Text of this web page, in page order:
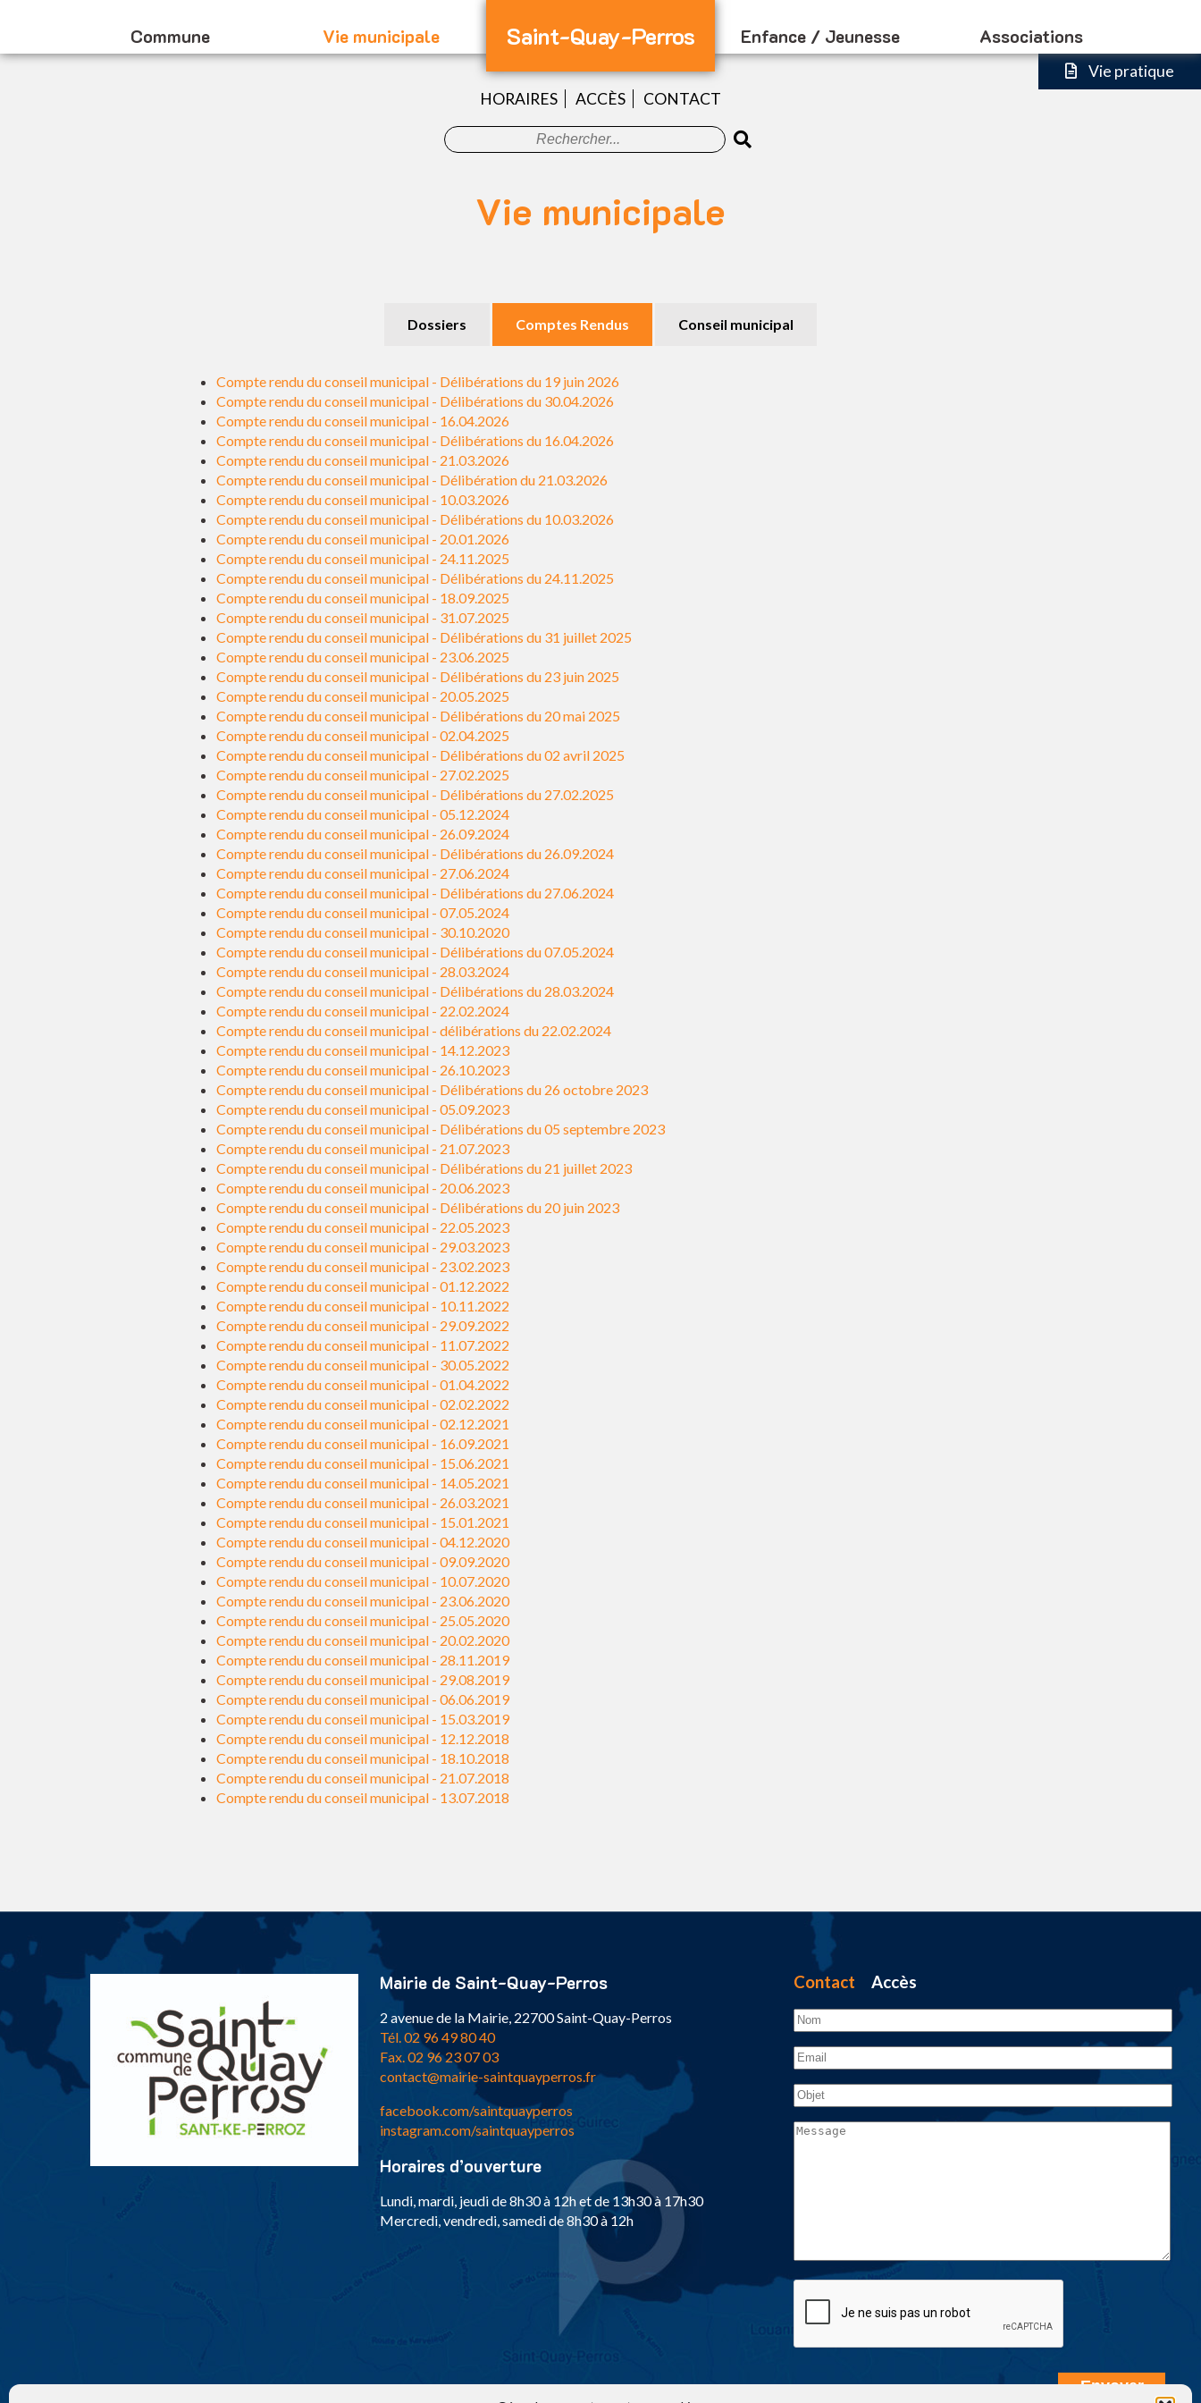
Commune Vie municipale Saint-Quay-Perros Enfance / Jeunesse Associations
Vie pratique
HORAIRES
ACCÈS CONTACT
Vie municipale
Dossiers Comptes Rendus Conseil municipal
Compte rendu du conseil municipal - Délibérations du 19 juin 2026
Compte rendu du conseil municipal - Délibérations du 30.04.2026
Compte rendu du conseil municipal - 16.04.2026
Compte rendu du conseil municipal - Délibérations du 16.04.2026
Compte rendu du conseil municipal - 21.03.2026
Compte rendu du conseil municipal - Délibération du 21.03.2026
Compte rendu du conseil municipal - 10.03.2026
Compte rendu du conseil municipal - Délibérations du 10.03.2026
Compte rendu du conseil municipal - 20.01.2026
Compte rendu du conseil municipal - 24.11.2025
Compte rendu du conseil municipal - Délibérations du 24.11.2025
Compte rendu du conseil municipal - 18.09.2025
Compte rendu du conseil municipal - 31.07.2025
Compte rendu du conseil municipal - Délibérations du 31 juillet 2025
Compte rendu du conseil municipal - 23.06.2025
Compte rendu du conseil municipal - Délibérations du 23 juin 2025
Compte rendu du conseil municipal - 20.05.2025
Compte rendu du conseil municipal - Délibérations du 20 mai 2025
Compte rendu du conseil municipal - 02.04.2025
Compte rendu du conseil municipal - Délibérations du 02 avril 2025
Compte rendu du conseil municipal - 27.02.2025
Compte rendu du conseil municipal - Délibérations du 27.02.2025
Compte rendu du conseil municipal - 05.12.2024
Compte rendu du conseil municipal - 26.09.2024
Compte rendu du conseil municipal - Délibérations du 26.09.2024
Compte rendu du conseil municipal - 27.06.2024
Compte rendu du conseil municipal - Délibérations du 27.06.2024
Compte rendu du conseil municipal - 07.05.2024
Compte rendu du conseil municipal - 30.10.2020
Compte rendu du conseil municipal - Délibérations du 07.05.2024
Compte rendu du conseil municipal - 28.03.2024
Compte rendu du conseil municipal - Délibérations du 28.03.2024
Compte rendu du conseil municipal - 22.02.2024
Compte rendu du conseil municipal - délibérations du 22.02.2024
Compte rendu du conseil municipal - 14.12.2023
Compte rendu du conseil municipal - 26.10.2023
Compte rendu du conseil municipal - Délibérations du 26 octobre 2023
Compte rendu du conseil municipal - 05.09.2023
Compte rendu du conseil municipal - Délibérations du 05 septembre 2023
Compte rendu du conseil municipal - 21.07.2023
Compte rendu du conseil municipal - Délibérations du 21 juillet 2023
Compte rendu du conseil municipal - 20.06.2023
Compte rendu du conseil municipal - Délibérations du 20 juin 2023
Compte rendu du conseil municipal - 22.05.2023
Compte rendu du conseil municipal - 29.03.2023
Compte rendu du conseil municipal - 23.02.2023
Compte rendu du conseil municipal - 01.12.2022
Compte rendu du conseil municipal - 10.11.2022
Compte rendu du conseil municipal - 29.09.2022
Compte rendu du conseil municipal - 11.07.2022
Compte rendu du conseil municipal - 30.05.2022
Compte rendu du conseil municipal - 01.04.2022
Compte rendu du conseil municipal - 02.02.2022
Compte rendu du conseil municipal - 02.12.2021
Compte rendu du conseil municipal - 16.09.2021
Compte rendu du conseil municipal - 15.06.2021
Compte rendu du conseil municipal - 14.05.2021
Compte rendu du conseil municipal - 26.03.2021
Compte rendu du conseil municipal - 15.01.2021
Compte rendu du conseil municipal - 04.12.2020
Compte rendu du conseil municipal - 09.09.2020
Compte rendu du conseil municipal - 10.07.2020
Compte rendu du conseil municipal - 23.06.2020
Compte rendu du conseil municipal - 25.05.2020
Compte rendu du conseil municipal - 20.02.2020
Compte rendu du conseil municipal - 28.11.2019
Compte rendu du conseil municipal - 29.08.2019
Compte rendu du conseil municipal - 06.06.2019
Compte rendu du conseil municipal - 15.03.2019
Compte rendu du conseil municipal - 12.12.2018
Compte rendu du conseil municipal - 18.10.2018
Compte rendu du conseil municipal - 21.07.2018
Compte rendu du conseil municipal - 13.07.2018
Mairie de Saint-Quay-Perros
2 avenue de la Mairie, 22700 Saint-Quay-Perros
Tél. 02 96 49 80 40
Fax. 02 96 23 07 03
contact@mairie-saintquayperros.fr
facebook.com/saintquayperros
instagram.com/saintquayperros
Horaires d’ouverture
Lundi, mardi, jeudi de 8h30 à 12h et de 13h30 à 17h30
Mercredi, vendredi, samedi de 8h30 à 12h
Contact Accès